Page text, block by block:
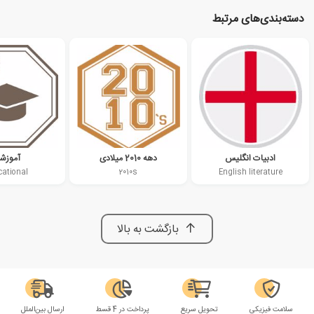
دسته‌بندی‌های مرتبط
ادبیات انگلیس
English literature
دهه 2010 میلادی
2010s
بازگشت به بالا
سلامت فیزیکی تحویل سریع پرداخت در 4 قسط ارسال بین‌الملل